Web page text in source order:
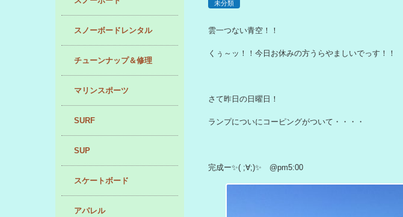
未分類
雲一つない青空！！
くぅ～ッ！！今日お休みの方うらやましいでっす！！
さて昨日の日曜日！
ランプについにコーピングがついて・・・・
完成ー ( ;∀;) @pm5:00
スノーボードレンタル
チューンナップ＆修理
マリンスポーツ
SURF
SUP
スケートボード
アパレル